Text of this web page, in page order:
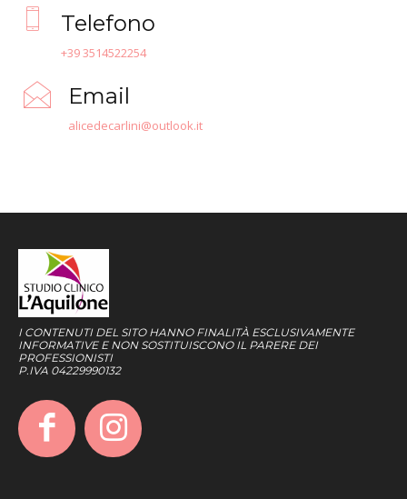
Telefono
+39 3514522254
Email
alicedecarlini@outlook.it
I CONTENUTI DEL SITO HANNO FINALITÀ ESCLUSIVAMENTE
INFORMATIVE E NON SOSTITUISCONO IL PARERE DEI
PROFESSIONISTI
P.IVA 04229990132